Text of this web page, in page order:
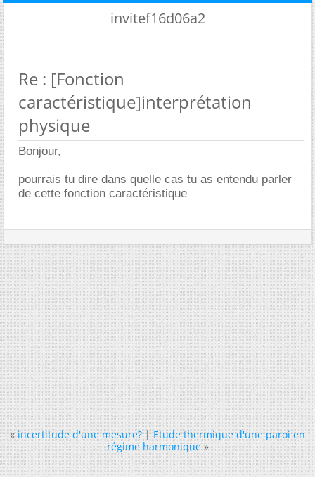
invitef16d06a2
Re : [Fonction
caractéristique]interprétation
physique
Bonjour,
pourrais tu dire dans quelle cas tu as entendu parler
de cette fonction caractéristique
« incertitude d'une mesure?|Etude thermique d'une paroi en
régime harmonique »